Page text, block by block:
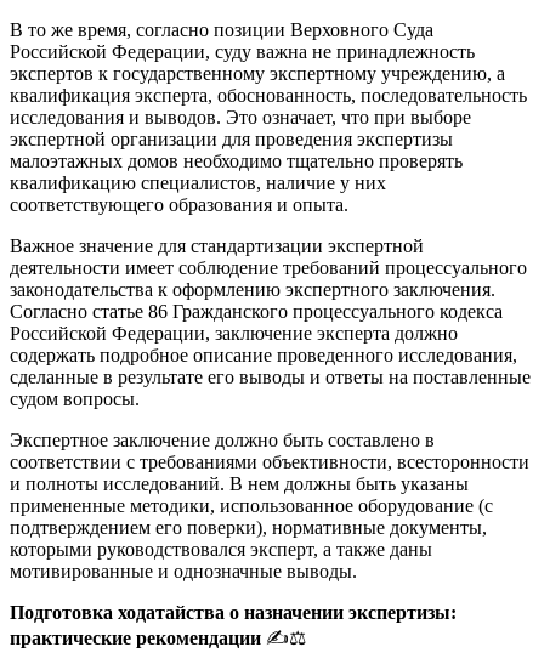
В то же время, согласно позиции Верховного Суда
Российской Федерации, суду важна не принадлежность
экспертов к государственному экспертному учреждению, а
квалификация эксперта, обоснованность, последовательность
исследования и выводов. Это означает, что при выборе
экспертной организации для проведения экспертизы
малоэтажных домов необходимо тщательно проверять
квалификацию специалистов, наличие у них
соответствующего образования и опыта.
Важное значение для стандартизации экспертной
деятельности имеет соблюдение требований процессуального
законодательства к оформлению экспертного заключения.
Согласно статье 86 Гражданского процессуального кодекса
Российской Федерации, заключение эксперта должно
содержать подробное описание проведенного исследования,
сделанные в результате его выводы и ответы на поставленные
судом вопросы.
Экспертное заключение должно быть составлено в
соответствии с требованиями объективности, всесторонности
и полноты исследований. В нем должны быть указаны
примененные методики, использованное оборудование (с
подтверждением его поверки), нормативные документы,
которыми руководствовался эксперт, а также даны
мотивированные и однозначные выводы.
Подготовка ходатайства о назначении экспертизы:
практические рекомендации ✍️⚖️